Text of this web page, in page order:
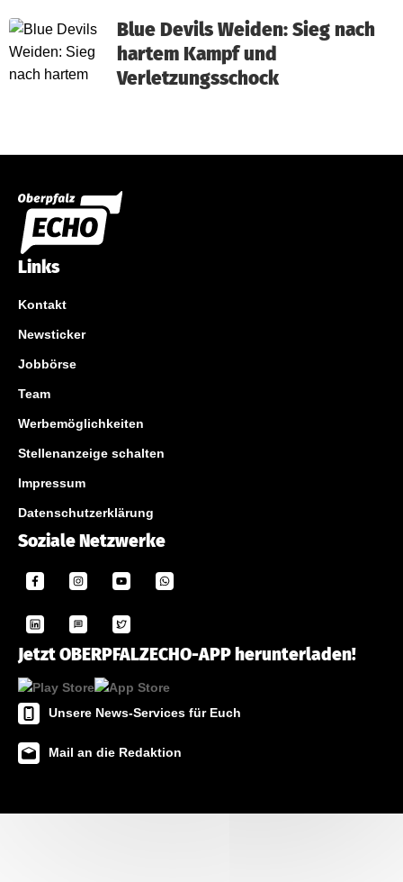
Blue Devils Weiden: Sieg nach
hartem Kampf und
Verletzungsschock
Links
Kontakt
Newsticker
Jobbörse
Team
Werbemöglichkeiten
Stellenanzeige schalten
Impressum
Datenschutzerklärung
Soziale Netzwerke
Jetzt OBERPFALZECHO-APP herunterladen!
Unsere News-Services für Euch
Mail an die Redaktion